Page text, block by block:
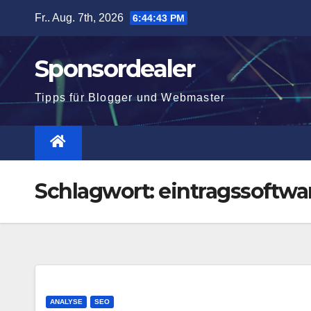
springen
Fr.. Aug. 7th, 2026 6:44:43 PM
Sponsordealer
Tipps für Blogger und Webmaster
Schlagwort:
ANALYSE SEO